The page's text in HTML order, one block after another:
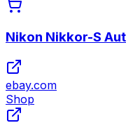
Nikon Nikkor-S
ebay.com
Shop